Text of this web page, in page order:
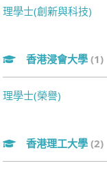
理學士(創新與科技)
香港浸會大學 (1)
理學士(榮譽)
香港理工大學 (2)